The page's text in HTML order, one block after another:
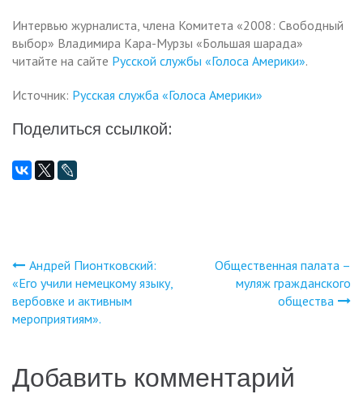
Интервью журналиста, члена Комитета «2008: Свободный
выбор» Владимира Кара-Мурзы «Большая шарада»
читайте на сайте Русской службы «Голоса Америки».
Источник: Русская служба «Голоса Америки»
Поделиться ссылкой:
Навигация
по
записям
Андрей Пионтковский:
«Его учили немецкому языку,
вербовке и активным
мероприятиям».
Общественная палата –
муляж гражданского
общества
Добавить комментарий